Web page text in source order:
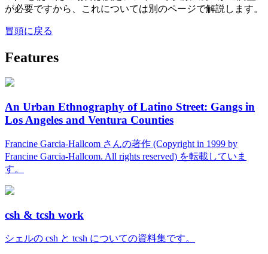
が必要ですから、これについては別のページで解説します。
冒頭に戻る
Features
An Urban Ethnography of Latino Street: Gangs in
Los Angeles and Ventura Counties
Francine Garcia-Hallcom さんの著作 (Copyright in 1999 by
Francine Garcia-Hallcom. All rights reserved) を転載していま
す。
csh & tcsh work
シェルの csh と tcsh についての資料集です。